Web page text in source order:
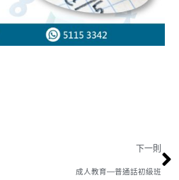
下一則
成人教育—普通話初級班